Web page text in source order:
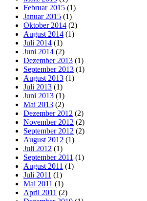
Februar 2015 (1)
Januar 2015 (1)
Oktober 2014 (2)
August 2014 (1)
Juli 2014 (1)
Juni 2014 (2)
Dezember 2013 (1)
September 2013 (1)
August 2013 (1)
Juli 2013 (1)
Juni 2013 (1)
Mai 2013 (2)
Dezember 2012 (2)
November 2012 (2)
September 2012 (2)
August 2012 (1)
Juli 2012 (1)
September 2011 (1)
August 2011 (1)
Juli 2011 (1)
Mai 2011 (1)
April 2011 (2)